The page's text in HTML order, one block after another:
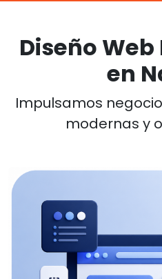
Diseño
en
Impulsamos
modernas y